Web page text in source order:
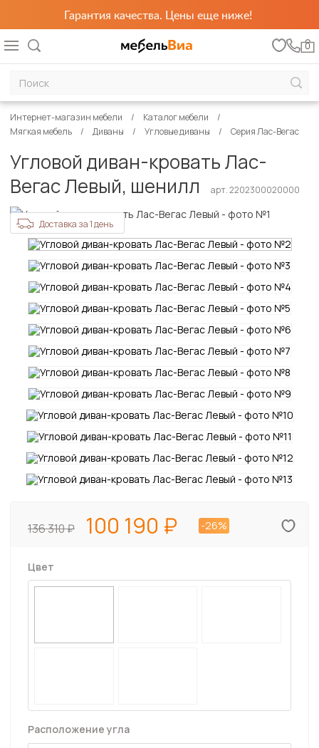
Гарантия качества. Цены еще ниже!
0
Интернет-магазин мебели
Каталог мебели
Мягкая мебель
Диваны Угловые диваны Серия Лас-Вегас
Угловой диван-кровать Лас-
Вегас Левый, шенилл
арт. 2202300020000
Доставка за 1 день
136 310 100 190 -26%
Цвет
Расположение угла